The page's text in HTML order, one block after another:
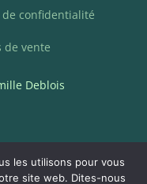
confidentialité
de vente
Deblois
les utilisons pour vous
site web. Dites-nous